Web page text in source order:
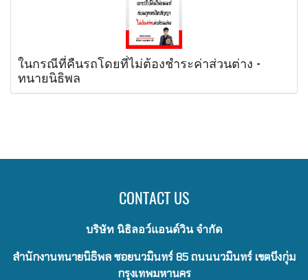
ในกรณีที่คืนรถโดยที่ไม่ต้องชำระค่าส่วนต่าง -
ทนายนิธิพล
CONTACT US
บริษัท นิธิลอว์แอนด์วิน จำกัด
สำนักงานทนายนิธิพล ซอยนวมินทร์ 85 ถนนนวมินทร์ เขตบึงกุ่ม
กรุงเทพมหานคร